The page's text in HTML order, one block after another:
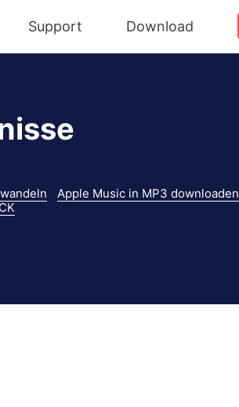
Support Download
Apple Music in MP3 downloaden